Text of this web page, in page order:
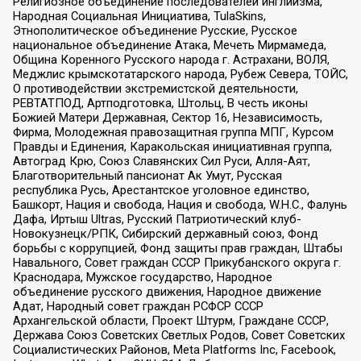
Народная Социальная Инициатива, TulaSkins,
Этнополитическое объединение Русские, Русское
национальное объединение Атака, Мечеть Мирмамеда,
Община Коренного Русского народа г. Астрахани, ВОЛЯ,
Меджлис крымскотатарского народа, Рубеж Севера, ТОЙС,
О противодействии экстремистской деятельности,
РЕВТАТПОД, Артподготовка, Штольц, В честь иконы
Божией Матери Державная, Сектор 16, Независимость,
Фирма, Молодежная правозащитная группа МПГ, Курсом
Правды и Единения, Каракольская инициативная группа,
Автоград Крю, Союз Славянских Сил Руси, Алля-Аят,
Благотворительный пансионат Ак Умут, Русская
республика Русь, Арестантское уголовное единство,
Башкорт, Нация и свобода, Нация и свобода, W.H.С., Фалунь
Дафа, Иртыш Ultras, Русский Патриотический клуб-
Новокузнецк/РПК, Сибирский державный союз, Фонд
борьбы с коррупцией, Фонд защиты прав граждан, Штабы
Навального, Совет граждан СССР Прикубанского округа г.
Краснодара, Мужское государство, Народное
объединение русского движения, Народное движение
Адат, Народный совет граждан РСФСР СССР
Архангельской области, Проект Штурм, Граждане СССР,
Держава Союз Советских Светлых Родов, Совет Советских
Социалистических Районов, Meta Platforms Inc, Facebook,